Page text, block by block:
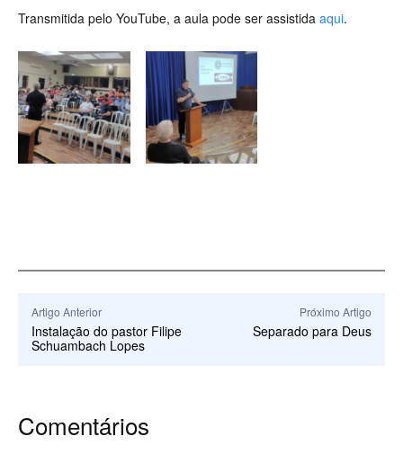
Transmitida pelo YouTube, a aula pode ser assistida aqui.
Artigo Anterior
Instalação do pastor Filipe
Schuambach Lopes
Próximo Artigo
Separado para Deus
Comentários